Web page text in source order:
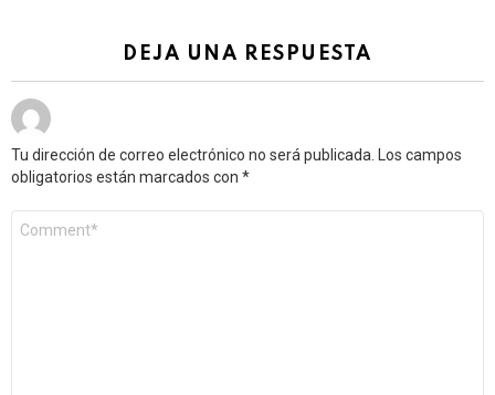
DEJA UNA RESPUESTA
Tu dirección de correo electrónico no será publicada.
Los campos
obligatorios están marcados con *